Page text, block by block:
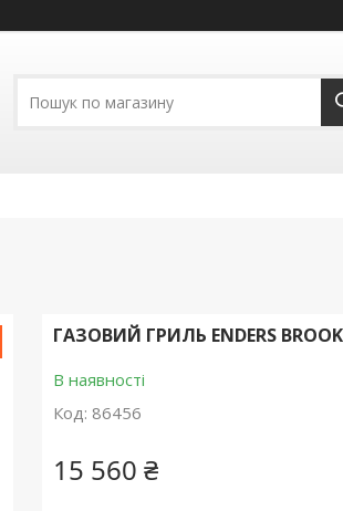
ГАЗОВИЙ ГРИЛЬ ENDERS
В наявності
Код: 86456
15 560 ₴